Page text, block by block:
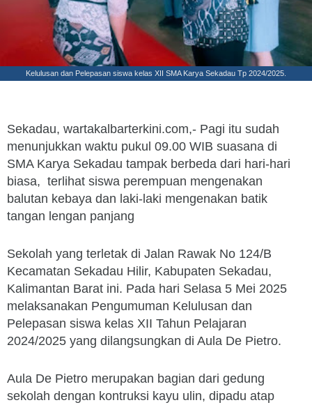
Kelulusan dan Pelepasan siswa kelas XII SMA Karya Sekadau Tp 2024/2025.
Sekadau, wartakalbarterkini.com,- Pagi itu sudah
menunjukkan waktu pukul 09.00 WIB suasana di
SMA Karya Sekadau tampak berbeda dari hari-hari
biasa, terlihat siswa perempuan mengenakan
balutan kebaya dan laki-laki mengenakan batik
tangan lengan panjang
Sekolah yang terletak di Jalan Rawak No 124/B
Kecamatan Sekadau Hilir, Kabupaten Sekadau,
Kalimantan Barat ini. Pada hari Selasa 5 Mei 2025
melaksanakan Pengumuman Kelulusan dan
Pelepasan siswa kelas XII Tahun Pelajaran
2024/2025 yang dilangsungkan di Aula De Pietro.
Aula De Pietro merupakan bagian dari gedung
sekolah dengan kontruksi kayu ulin, dipadu atap